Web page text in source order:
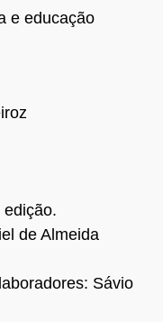
e educação
de Almeida
Sávio